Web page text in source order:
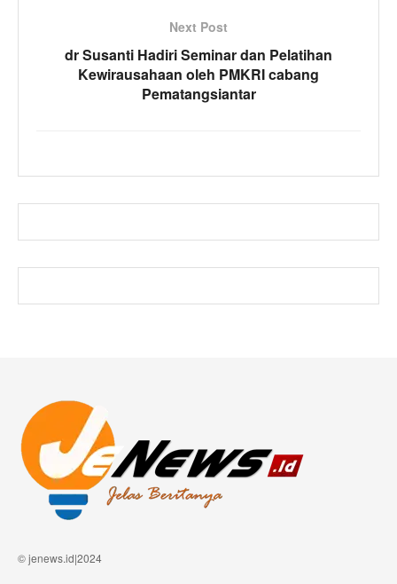
Next Post
dr Susanti Hadiri Seminar dan Pelatihan
Kewirausahaan oleh PMKRI cabang
Pematangsiantar
© jenews.id|2024